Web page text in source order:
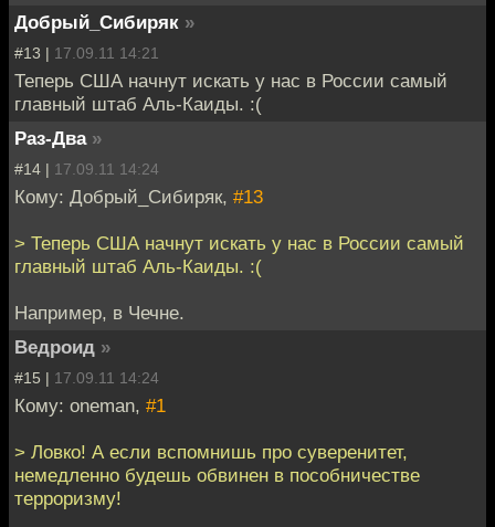
Добрый_Сибиряк »
#13 | 17.09.11 14:21
Теперь США начнут искать у нас в России самый
главный штаб Аль-Каиды. :(
Раз-Два »
#14 | 17.09.11 14:24
Кому: Добрый_Сибиряк, #13
> Теперь США начнут искать у нас в России самый
главный штаб Аль-Каиды. :(
Например, в Чечне.
Ведроид »
#15 | 17.09.11 14:24
Кому: oneman, #1
> Ловко! А если вспомнишь про суверенитет,
немедленно будешь обвинен в пособничестве
терроризму!